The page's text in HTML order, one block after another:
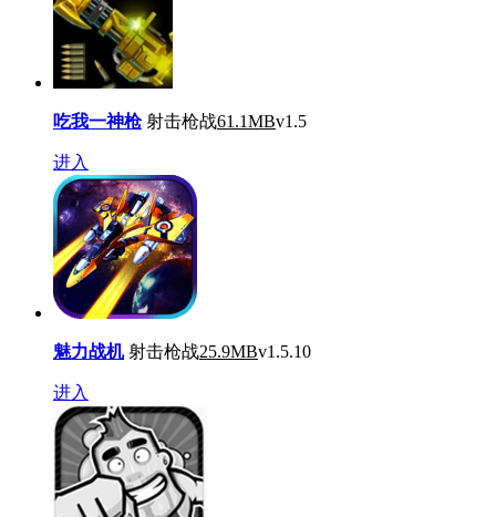
吃我一神枪 射击枪战61.1MBv1.5
进入
魅力战机 射击枪战25.9MBv1.5.10
进入